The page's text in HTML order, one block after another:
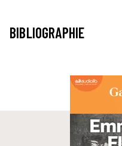
BIBLIOGRAPHIE